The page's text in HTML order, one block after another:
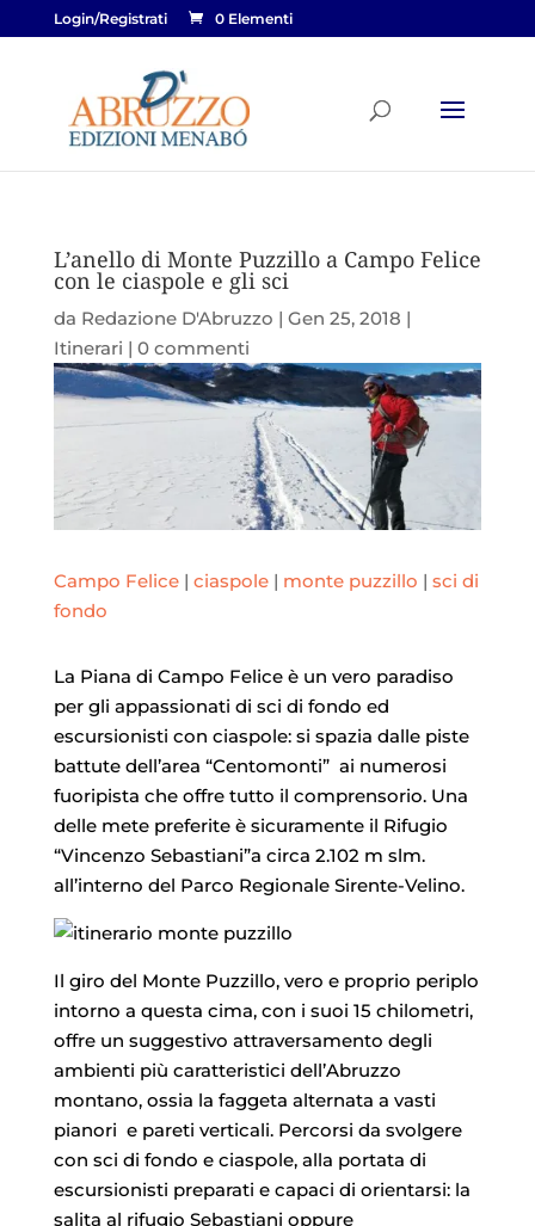
Login/Registrati 0 Elementi
L’anello di Monte Puzzillo a Campo Felice
con le ciaspole e gli sci
da Redazione D'Abruzzo | Gen 25, 2018 |
Itinerari | 0 commenti
Campo Felice| ciaspole| monte puzzillo | sci di
fondo
La Piana di Campo Felice è un vero paradiso
per gli appassionati di sci di fondo ed
escursionisti con ciaspole: si spazia dalle piste
battute dell’area “Centomonti” ai numerosi
fuoripista che offre tutto il comprensorio. Una
delle mete preferite è sicuramente il Rifugio
“Vincenzo Sebastiani”a circa 2.102 m slm.
all’interno del Parco Regionale Sirente-Velino.
Il giro del Monte Puzzillo, vero e proprio periplo
intorno a questa cima, con i suoi 15 chilometri,
offre un suggestivo attraversamento degli
ambienti più caratteristici dell’Abruzzo
montano, ossia la faggeta alternata a vasti
pianori e pareti verticali. Percorsi da svolgere
con sci di fondo e ciaspole, alla portata di
escursionisti preparati e capaci di orientarsi: la
salita al rifugio Sebastiani oppure